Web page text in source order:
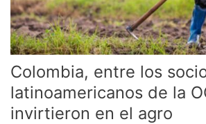
Colombia, entre los
latinoamericanos de la
invirtieron en el agro
que
más
invirtieron
en
el
agro